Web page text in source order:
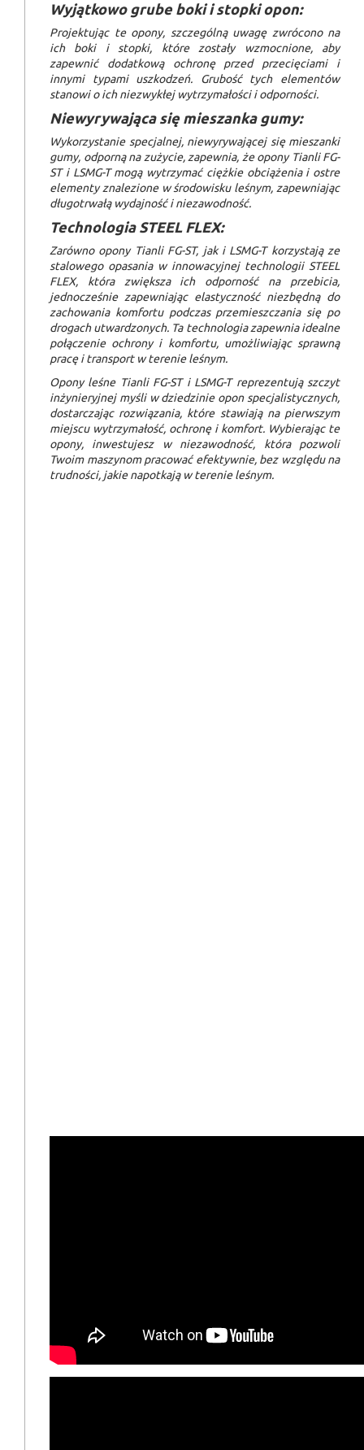
Wyjątkowo grube boki i stopki opon:
Projektując te opony, szczególną uwagę zwrócono na
ich boki i stopki, które zostały wzmocnione, aby
zapewnić dodatkową ochronę przed przecięciami i
innymi typami uszkodzeń. Grubość tych elementów
stanowi o ich niezwykłej wytrzymałości i odporności.
Niewyrywająca się mieszanka gumy:
Wykorzystanie specjalnej, niewyrywającej się mieszanki
gumy, odporną na zużycie, zapewnia, że opony Tianli FG-
ST i LSMG-T mogą wytrzymać ciężkie obciążenia i ostre
elementy znalezione w środowisku leśnym, zapewniając
długotrwałą wydajność i niezawodność.
Technologia STEEL FLEX:
Zarówno opony Tianli FG-ST, jak i LSMG-T korzystają ze
stalowego opasania w innowacyjnej technologii STEEL
FLEX, która zwiększa ich odporność na przebicia,
jednocześnie zapewniając elastyczność niezbędną do
zachowania komfortu podczas przemieszczania się po
drogach utwardzonych. Ta technologia zapewnia idealne
połączenie ochrony i komfortu, umożliwiając sprawną
pracę i transport w terenie leśnym.
Opony leśne Tianli FG-ST i LSMG-T reprezentują szczyt
inżynieryjnej myśli w dziedzinie opon specjalistycznych,
dostarczając rozwiązania, które stawiają na pierwszym
miejscu wytrzymałość, ochronę i komfort. Wybierając te
opony, inwestujesz w niezawodność, która pozwoli
Twoim maszynom pracować efektywnie, bez względu na
trudności, jakie napotkają w terenie leśnym.